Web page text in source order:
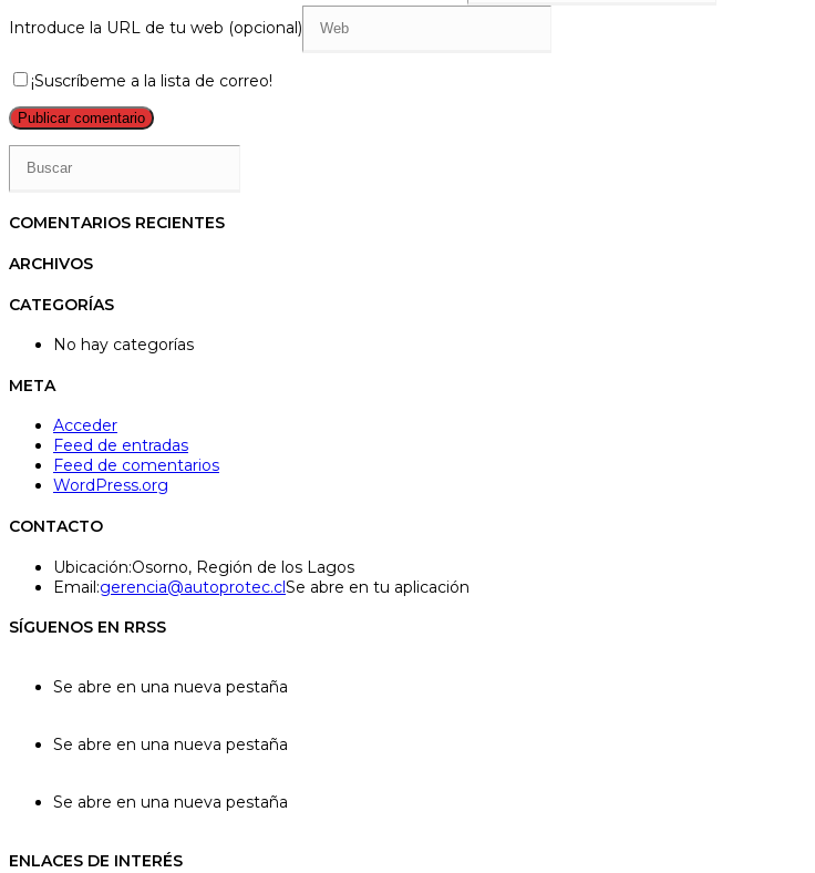
Introduce la URL de tu web (opcional)
¡Suscríbeme a la lista de correo!
COMENTARIOS RECIENTES
ARCHIVOS
CATEGORÍAS
No hay categorías
META
Acceder
Feed de entradas
Feed de comentarios
WordPress.org
CONTACTO
Ubicación:Osorno, Región de los Lagos
Email:gerencia@autoprotec.clSe abre en tu aplicación
SÍGUENOS EN RRSS
Se abre en una nueva pestaña
Se abre en una nueva pestaña
Se abre en una nueva pestaña
ENLACES DE INTERÉS